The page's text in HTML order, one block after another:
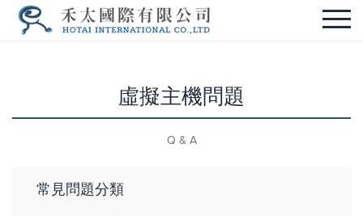
虛擬主機問題
Q & A
常見問題分類